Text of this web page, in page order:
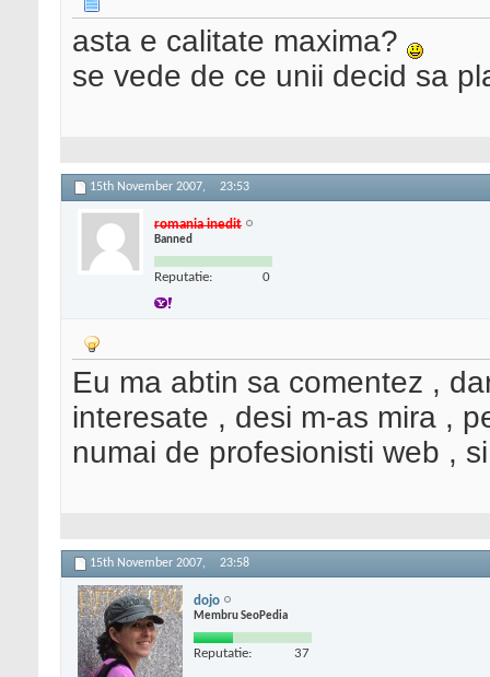
asta e calitate maxima?
se vede de ce unii decid sa
15th November 2007, 23:53
romania inedit
Banned
Reputatie: 0
Eu ma abtin sa comentez ,
interesate , desi m-as mira ,
numai de profesionisti web ,
15th November 2007, 23:58
dojo
Membru SeoPedia
Reputatie: 37